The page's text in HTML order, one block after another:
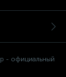
- официальный